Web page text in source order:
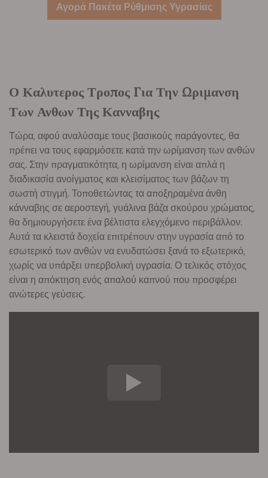
Αγορά Πακέτα Ρύθμισης Υγρασίας
Ο Καλυτερος Τροπος Για Την Ωριμανση
Των Ανθων Της Κανναβης
Τώρα, αφού αναλύσαμε τους βασικούς παράγοντες, θα
πρέπει να τους εφαρμόσετε κατά την ωρίμανση των ανθών
σας. Στην πραγματικότητα, η ωρίμανση είναι απλά η
διαδικασία ανοίγματος και κλεισίματος των βάζων τη
σωστή στιγμή. Τοποθετώντας τα αποξηραμένα άνθη
κάνναβης σε αεροστεγή, γυάλινα βάζα σκούρου χρώματος,
θα δημιουργήσετε ένα βέλτιστα ελεγχόμενο περιβάλλον.
Αυτά τα κλειστά δοχεία επιτρέπουν στην υγρασία από το
εσωτερικό των ανθών να ενυδατώσει ξανά το εξωτερικό,
χωρίς να υπάρξει υπερβολική υγρασία. Ο τελικός στόχος
είναι η απόκτηση ενός απαλού καπνού που προσφέρει
ανώτερες γεύσεις.